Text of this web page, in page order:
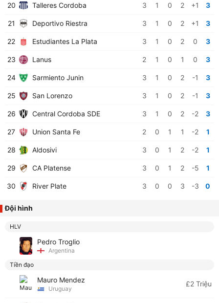
20 Talleres Cordoba 3 1 0 2 +1 3
21 Deportivo Riestra 3 1 0 2 +1 3
22 Estudiantes La Plata 3 1 0 2 0 3
23 Lanus 2 1 0 1 0 3
24 Sarmiento Junin 3 1 0 2 -1 3
25 San Lorenzo 3 1 0 2 -1 3
26 Central Cordoba SDE 3 1 0 2 -2 3
27 Union Santa Fe 2 0 1 1 -2 1
28 Aldosivi 3 0 1 2 -2 1
29 CA Platense 3 0 1 2 -5 1
30 River Plate 3 0 0 3 -3 0
Đội hình
HLV
Pedro Troglio
Argentina
Tiền đạo
Mauro Mendez
Uruguay
£2 Triệu